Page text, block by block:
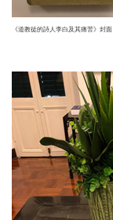
《道教徒的詩人李白及其痛苦》封面